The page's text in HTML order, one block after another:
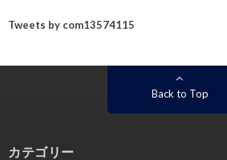
Tweets by com13574115
Back to Top
カテゴリー